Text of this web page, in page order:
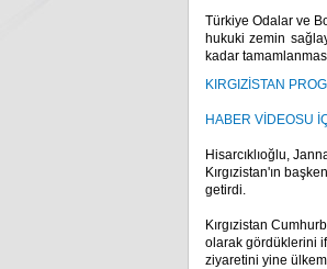
Türkiye Odalar ve
hukuki zemin
kadar
KIRGIZİSTAN
HABER VİDEOSU
Hisarcıklıoğlu,
Kırgızistan'ın
getirdi.
Kırgızistan
olarak gördüklerini
ziyaretini yine